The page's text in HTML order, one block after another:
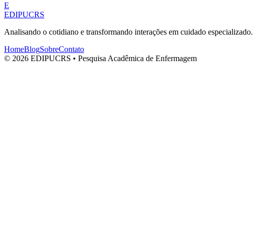
E
EDIPUCRS
Analisando o cotidiano e transformando interações em cuidado especializado.
HomeBlogSobreContato
© 2026 EDIPUCRS • Pesquisa Acadêmica de Enfermagem